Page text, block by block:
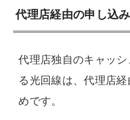
代理店経由の申し込
代理店独自のキャッ
る光回線は、代理店
めです。